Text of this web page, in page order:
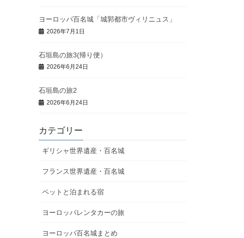
ヨーロッパ百名城「城郭都市ヴィリニュス」
2026年7月1日
石垣島の旅3(帰り便）
2026年6月24日
石垣島の旅2
2026年6月24日
カテゴリー
ギリシャ世界遺産・百名城
フランス世界遺産・百名城
ペットと泊まれる宿
ヨーロッパレンタカーの旅
ヨーロッパ百名城まとめ